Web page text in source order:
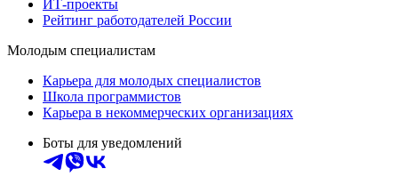
ИТ-проекты
Рейтинг работодателей России
Молодым специалистам
Карьера для молодых специалистов
Школа программистов
Карьера в некоммерческих организациях
Боты для уведомлений